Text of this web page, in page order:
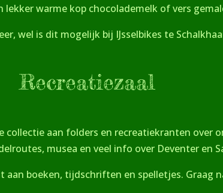
warme kop chocolademelk of vers
wel is dit mogelijk bij IJsselbikes te
Recreatiezaal
collectie aan folders en recreatiekranten over
musea en veel info over Deventer en
boeken, tijdschriften en spelletjes. Graag